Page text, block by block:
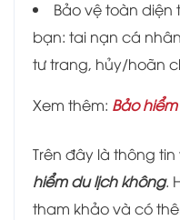
Bảo vệ toàn diện
bạn: tai nạn cá
tư trang, hủy/hoãn
Xem thêm: Bảo
Trên đây là thông
hiểm du lịch không.
tham khảo và có